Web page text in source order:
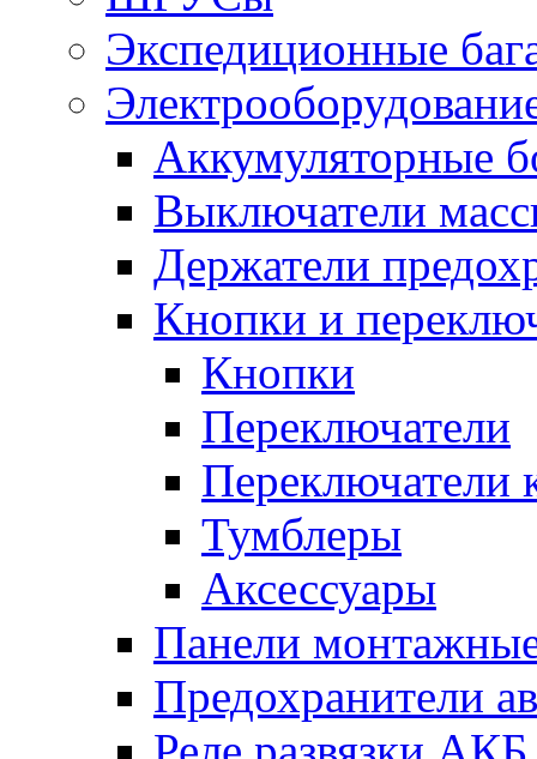
Экспедиционные
Аккумуляторные
Выключатели
Держатели
Кнопки и
Кнопки
Переключатели
Переключатели
Тумблеры
Аксессуары
Панели
Предохранители